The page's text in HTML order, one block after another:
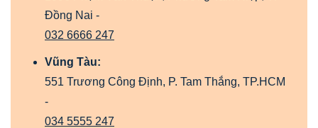
Đồng Nai -
032 6666 247
Vũng Tàu:
551 Trương Công Định, P. Tam Thắng, TP.HCM
-
034 5555 247